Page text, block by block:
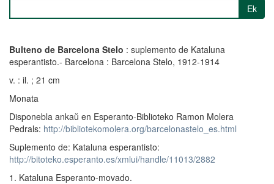
Ek
Bulteno de Barcelona Stelo : suplemento de Kataluna
esperantisto.- Barcelona : Barcelona Stelo, 1912-1914
v. : il. ; 21 cm
Monata
Disponebla ankaŭ en Esperanto-Biblioteko Ramon Molera
Pedrals: http://bibliotekomolera.org/barcelonastelo_es.html
Suplemento de: Kataluna esperantisto:
http://bitoteko.esperanto.es/xmlui/handle/11013/2882
1. Kataluna Esperanto-movado.